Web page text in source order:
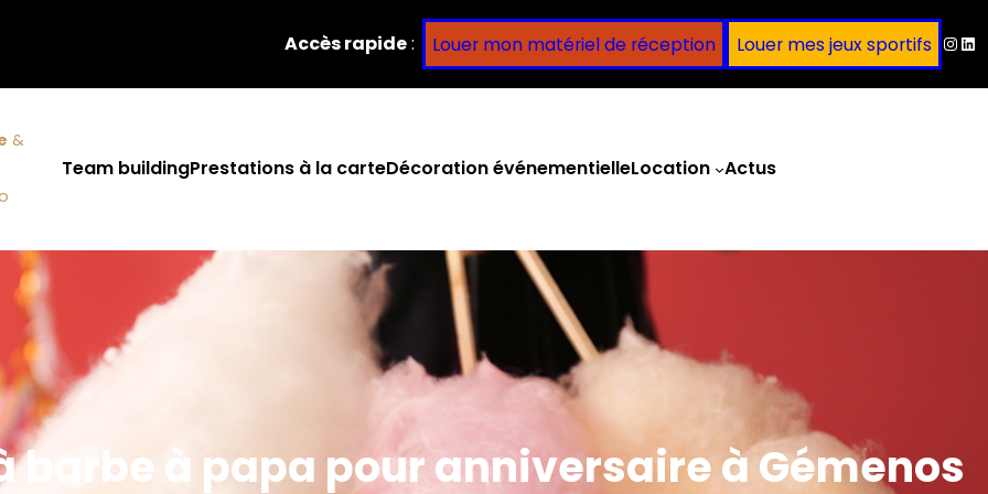
Accès rapide: Louer mon matériel de réception Louer mes jeux sportifs
&
Team buildingPrestations à la carteDécoration événementielleLocation Actus
barbe à papa pour anniversaire à Gémenos